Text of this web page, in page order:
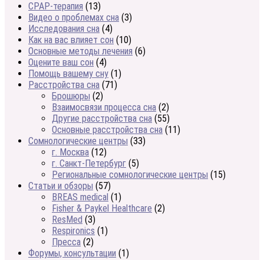
CPAP-терапия (13)
Видео о проблемах сна (3)
Исследования сна (4)
Как на вас влияет сон (10)
Основные методы лечения (6)
Оцените ваш сон (4)
Помощь вашему сну (1)
Расстройства сна (71)
Брошюры (2)
Взаимосвязи процесса сна (2)
Другие расстройства сна (55)
Основные расстройства сна (11)
Сомнологические центры (33)
г. Москва (12)
г. Санкт-Петербург (5)
Региональные сомнологические центры (15)
Статьи и обзоры (57)
BREAS medical (1)
Fisher & Paykel Healthcare (2)
ResMed (3)
Respironics (1)
Пресса (2)
Форумы, консультации (1)